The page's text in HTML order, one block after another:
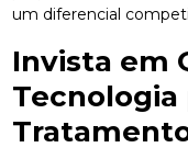
um diferencial
Invista em
Tecnologia